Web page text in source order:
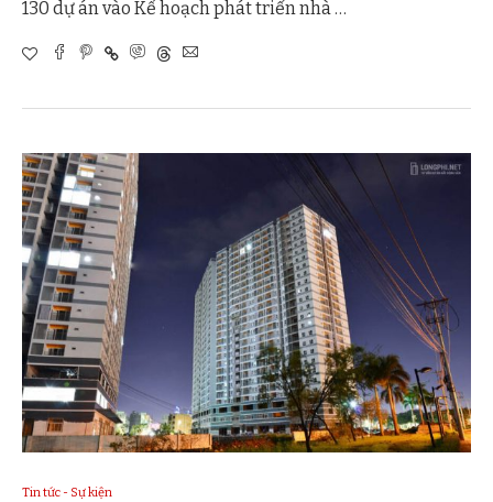
130 dự án vào Kế hoạch phát triển nhà …
Tin tức - Sự kiện